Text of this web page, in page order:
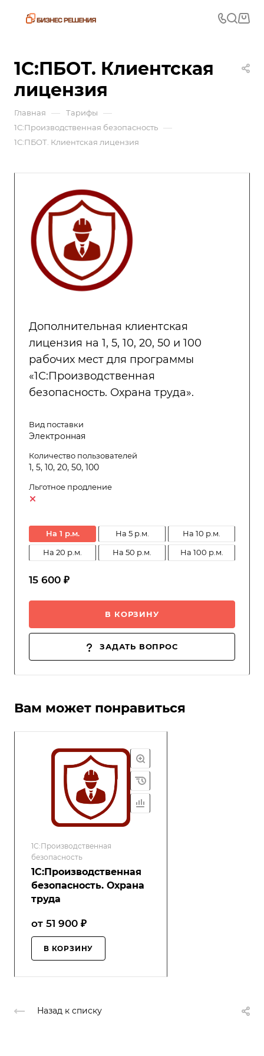
1С:ПБОТ. Клиентская
лицензия
Главная — Тарифы —
1С:Производственная безопасность —
1С:ПБОТ. Клиентская лицензия
Дополнительная клиентская
лицензия на 1, 5, 10, 20, 50 и 100
рабочих мест для программы
«1С:Производственная
безопасность. Охрана труда».
Вид поставки
Электронная
Количество пользователей
1, 5, 10, 20, 50, 100
Льготное продление
на 1 р.м. на 5 р.м.
на 10 р.м.
на 20 р.м.
на 50 р.м. на 100 р.м.
15 600 ₽
В КОРЗИНУ
ЗАДАТЬ ВОПРОС
Вам может понравиться
1С:Производственная
безопасность
1С:Производственная
безопасность. Охрана
труда
от 51 900 ₽
В КОРЗИНУ
Назад к списку